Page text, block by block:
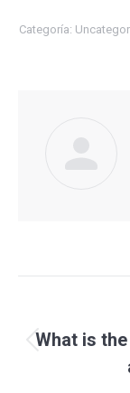
Categoría:
entre
What is